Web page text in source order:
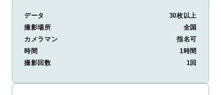
データ
30枚以上
撮影場所
全国
カメラマン
指名可
時間
1時間
撮影回数
1回